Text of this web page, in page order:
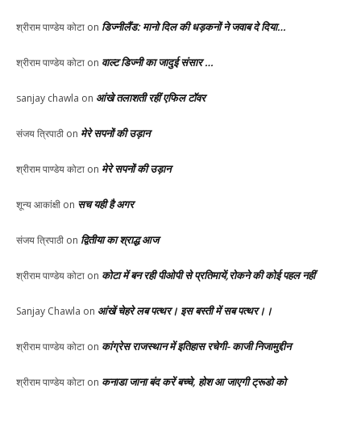
श्रीराम पाण्डेय कोटा on डिज्नीलैंड: मानो दिल की धड़कनों ने जवाब दे दिया…
श्रीराम पाण्डेय कोटा on वाल्ट डिज्नी का जादुई संसार …
sanjay chawla on आंखे तलाशती रहीं एफिल टॉवर
संजय त्रिपाठी on मेरे सपनों की उड़ान
श्रीराम पाण्डेय कोटा on मेरे सपनों की उड़ान
शून्य आकांक्षी on सच यही है अगर
संजय त्रिपाठी on द्वितीया का श्राद्ध आज
श्रीराम पाण्डेय कोटा on कोटा में बन रही पीओपी से प्रतिमायें,रोकने की कोई पहल नहीं
Sanjay Chawla on आंखें चेहरे लब पत्थर। इस बस्ती में सब पत्थर।।
श्रीराम पाण्डेय कोटा on कांग्रेस राजस्थान में इतिहास रचेगी- काजी निजामुद्दीन
श्रीराम पाण्डेय कोटा on कनाडा जाना बंद करें बच्चे, होश आ जाएगी ट्रूडो को